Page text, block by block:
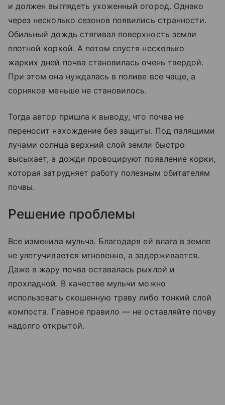
и должен выглядеть ухоженный огород. Однако
через несколько сезонов появились странности.
Обильный дождь стягивал поверхность земли
плотной коркой. А потом спустя несколько
жарких дней почва становилась очень твердой.
При этом она нуждалась в поливе все чаще, а
сорняков меньше не становилось.
Тогда автор пришла к выводу, что почва не
переносит нахождение без защиты. Под палящими
лучами солнца верхний слой земли быстро
высыхает, а дожди провоцируют появление корки,
которая затрудняет работу полезным обитателям
почвы.
Решение проблемы
Все изменила мульча. Благодаря ей влага в земле
не улетучивается мгновенно, а задерживается.
Даже в жару почва оставалась рыхлой и
прохладной. В качестве мульчи можно
использовать скошенную траву либо тонкий слой
компоста. Главное правило — не оставляйте почву
надолго открытой.